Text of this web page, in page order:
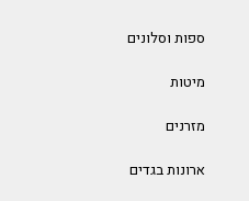
ספות וסלונים
מיטות
מזרנים
ארונות בגדים